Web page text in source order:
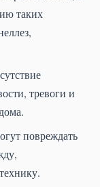
таких
тревоги и
повреждать